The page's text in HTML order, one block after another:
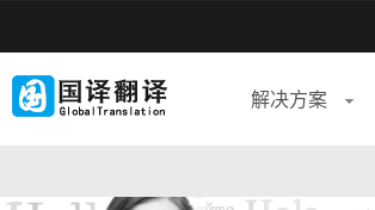
解决方案